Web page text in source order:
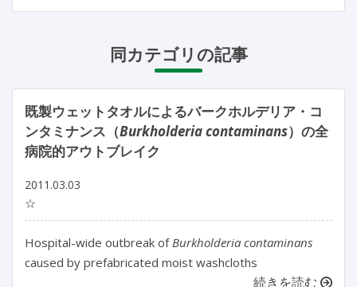
同カテゴリの記事
既製ウェットタオルによるバークホルデリア・コ
ンタミナンス（Burkholderia contaminans）の全
病院的アウトブレイク
2011.03.03
☆
Hospital-wide outbreak of Burkholderia contaminans
caused by prefabricated moist washcloths
続きを読む